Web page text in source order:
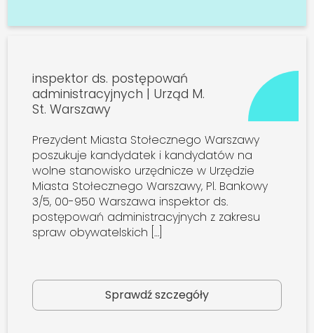
inspektor ds. postępowań
administracyjnych | Urząd M.
St. Warszawy
Prezydent Miasta Stołecznego Warszawy
poszukuje kandydatek i kandydatów na
wolne stanowisko urzędnicze w Urzędzie
Miasta Stołecznego Warszawy, Pl. Bankowy
3/5, 00-950 Warszawa inspektor ds.
postępowań administracyjnych z zakresu
spraw obywatelskich […]
Sprawdź szczegóły